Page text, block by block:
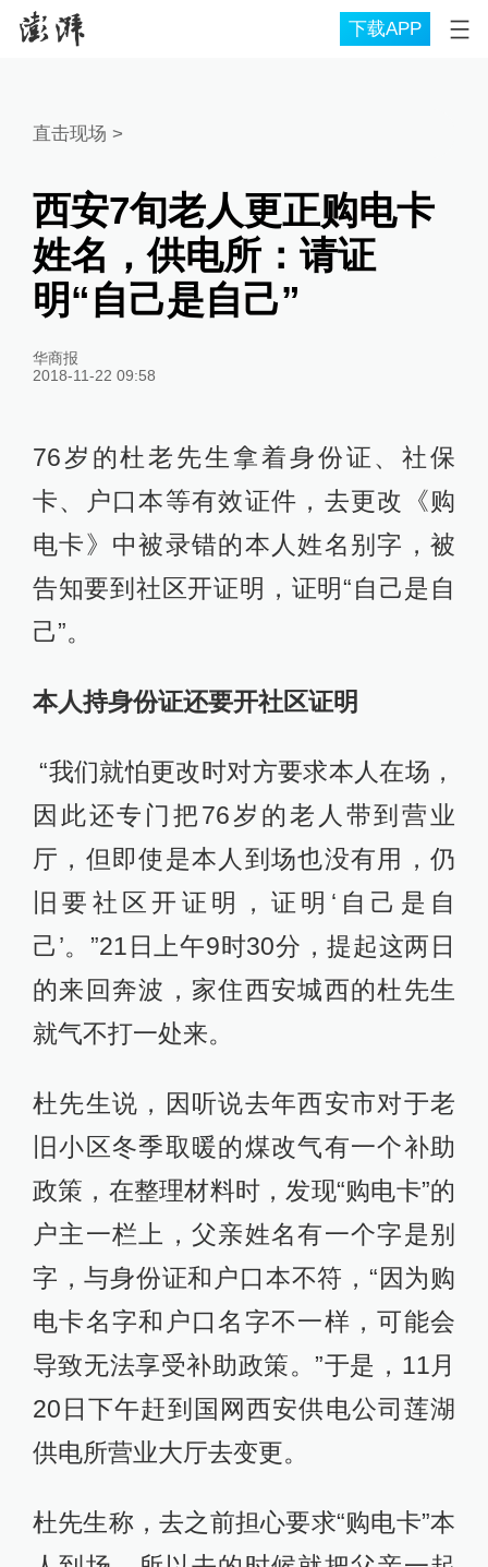
下载APP
直击现场 >
西安7旬老人更正购电卡
姓名，供电所：请证
明“自己是自己”
华商报
2018-11-22 09:58
76岁的杜老先生拿着身份证、社保
卡、户口本等有效证件，去更改《购
电卡》中被录错的本人姓名别字，被
告知要到社区开证明，证明“自己是自
己”。
本人持身份证还要开社区证明
“我们就怕更改时对方要求本人在场，
因此还专门把76岁的老人带到营业
厅，但即使是本人到场也没有用，仍
旧要社区开证明，证明‘自己是自
己’。”21日上午9时30分，提起这两日
的来回奔波，家住西安城西的杜先生
就气不打一处来。
杜先生说，因听说去年西安市对于老
旧小区冬季取暖的煤改气有一个补助
政策，在整理材料时，发现“购电卡”的
户主一栏上，父亲姓名有一个字是别
字，与身份证和户口本不符，“因为购
电卡名字和户口名字不一样，可能会
导致无法享受补助政策。”于是，11月
20日下午赶到国网西安供电公司莲湖
供电所营业大厅去变更。
杜先生称，去之前担心要求“购电卡”本